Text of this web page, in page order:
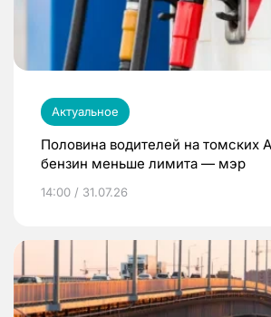
Актуальное
Половина водителей на томских
бензин меньше лимита — мэр
14:00 / 31.07.26